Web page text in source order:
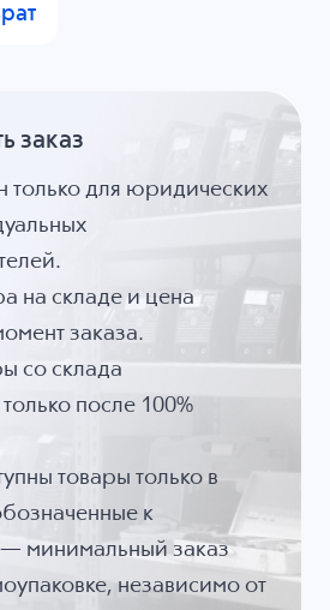
заказ
только для юридических
на складе и цена
заказа.
со склада
только после 100%
товары только в
к
минимальный заказ
независимо от